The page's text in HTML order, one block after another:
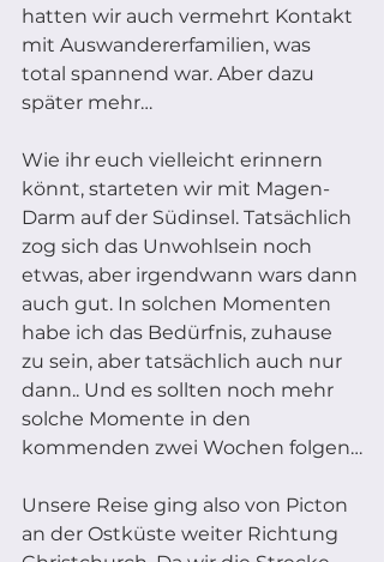
hatten wir auch vermehrt Kontakt
mit Auswandererfamilien, was
total spannend war. Aber dazu
später mehr…
Wie ihr euch vielleicht erinnern
könnt, starteten wir mit Magen-
Darm auf der Südinsel. Tatsächlich
zog sich das Unwohlsein noch
etwas, aber irgendwann wars dann
auch gut. In solchen Momenten
habe ich das Bedürfnis, zuhause
zu sein, aber tatsächlich auch nur
dann.. Und es sollten noch mehr
solche Momente in den
kommenden zwei Wochen folgen…
Unsere Reise ging also von Picton
an der Ostküste weiter Richtung